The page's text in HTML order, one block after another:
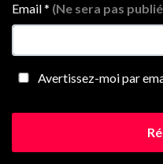
Email* (Ne sera pas
Avertissez-moi par